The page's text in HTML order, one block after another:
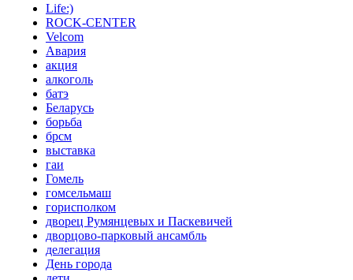
Life:)
ROCK-CENTER
Velcom
Авария
акция
алкоголь
батэ
Беларусь
борьба
брсм
выставка
гаи
Гомель
гомсельмаш
горисполком
дворец Румянцевых и Паскевичей
дворцово-парковый ансамбль
делегация
День города